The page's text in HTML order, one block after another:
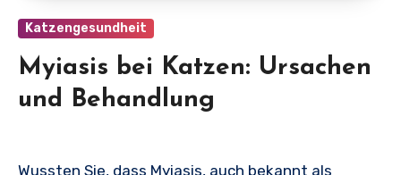
Katzengesundheit
Myiasis bei Katzen: Ursachen
und Behandlung
Wussten Sie, dass Myiasis, auch bekannt als